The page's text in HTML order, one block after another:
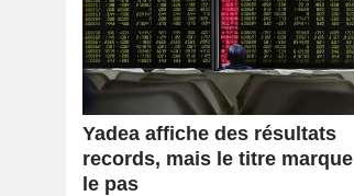
Yadea affiche des résultats
records, mais le titre marque
le pas